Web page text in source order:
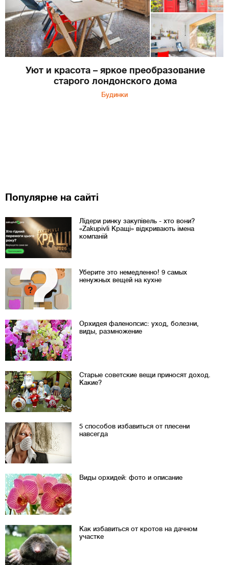
Уют и красота – яркое преобразование
старого лондонского дома
Будинки
Популярне на сайті
Лідери ринку закупівель - хто вони?
«Zakupivli Кращі» відкривають імена
компаній
Уберите это немедленно! 9 самых
ненужных вещей на кухне
Орхидея фаленопсис: уход, болезни,
виды, размножение
Старые советские вещи приносят доход.
Какие?
5 способов избавиться от плесени
навсегда
Виды орхидей: фото и описание
Как избавиться от кротов на дачном
участке